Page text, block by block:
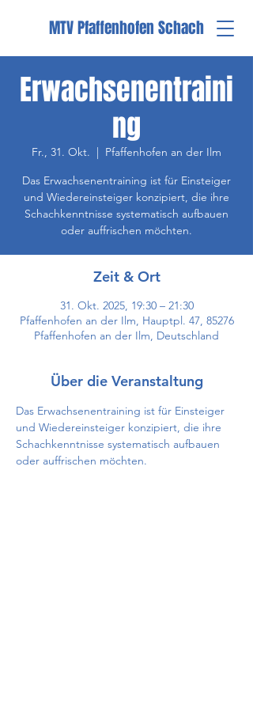
MTV Pfaffenhofen Schach
Erwachsenentraini
ng
Fr., 31. Okt.
  |
Pfaffenhofen an der Ilm
Das Erwachsenentraining ist für Einsteiger
und Wiedereinsteiger konzipiert, die ihre
Schachkenntnisse systematisch aufbauen
oder auffrischen möchten.
Zeit & Ort
31. Okt. 2025, 19:30 – 21:30
Pfaffenhofen an der Ilm, Hauptpl. 47, 85276
Pfaffenhofen an der Ilm, Deutschland
Über die Veranstaltung
Das Erwachsenentraining ist für Einsteiger
und Wiedereinsteiger konzipiert, die ihre
Schachkenntnisse systematisch aufbauen
oder auffrischen möchten.